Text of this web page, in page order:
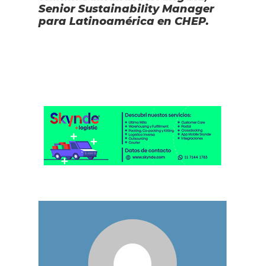
Senior Sustainability Manager
para Latinoamérica en CHEP.